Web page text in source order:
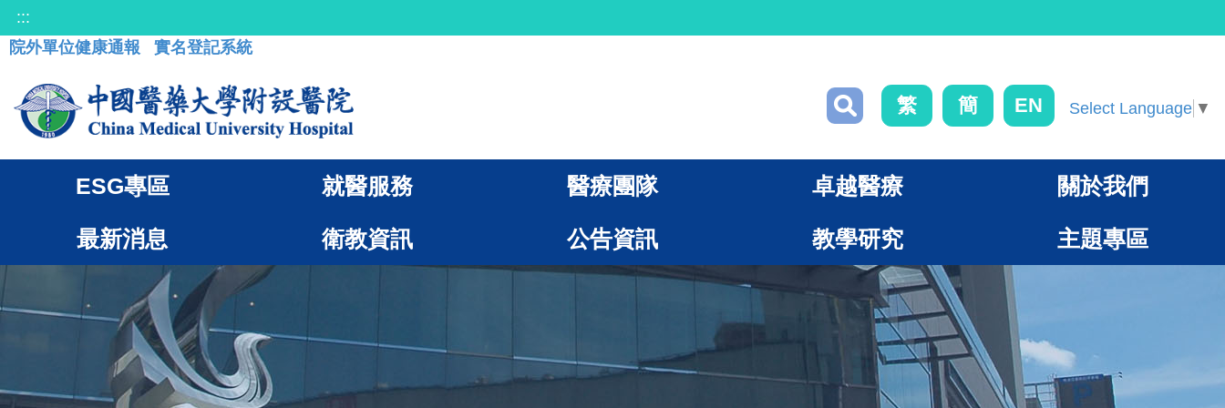
:::
院外單位健康通報
實名登記系統
繁 簡 EN Select Language ▼
ESG專區 就醫服務 醫療團隊 卓越醫療 關於我們
最新消息 衛教資訊 公告資訊 教學研究 主題專區